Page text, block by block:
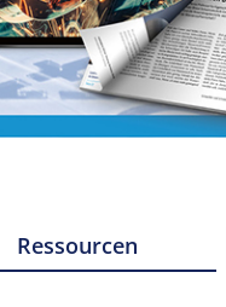
Ressourcen